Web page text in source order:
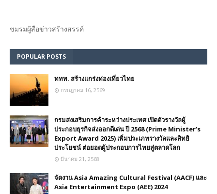
ชมรม​ผู้สื่อข่าวสร้างสรรค์​
POPULAR POSTS
ททท. สร้างแกร่งท่องเที่ยวไทย
กรกฎาคม 16, 2569
กรมส่งเสริมการค้าระหว่างประเทศ เปิดตัวรางวัลผู้
ประกอบธุรกิจส่งออกดีเด่น ปี 2568 (Prime Minister’s
Export Award 2025) เพิ่มประเภทรางวัลและสิทธิ
ประโยชน์ ต่อยอดผู้ประกอบการไทยสู่ตลาดโลก
มีนาคม 21, 2568
จัดงาน Asia Amazing Cultural Festival (AACF) และ
Asia Entertainment Expo (AEE) 2024